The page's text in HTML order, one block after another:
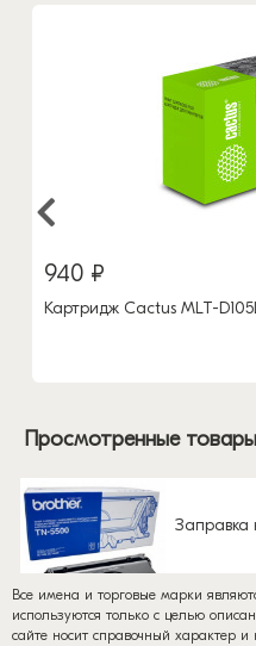
940 ₽
Картридж Cactus MLT-
Просмотренные товары
Заправка
Все имена и торговые марки
используются только с целью
сайте носит справочный характер и